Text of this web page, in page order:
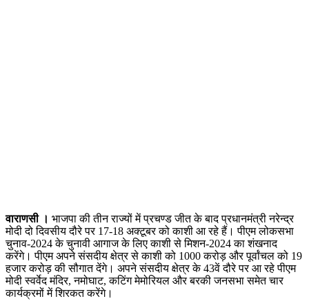
वाराणसी । भाजपा की तीन राज्यों में प्रचण्ड जीत के बाद प्रधानमंत्री नरेन्द्र
मोदी दो दिवसीय दौरे पर 17-18 अक्टूबर को काशी आ रहे हैं। पीएम लोकसभा
चुनाव-2024 के चुनावी आगाज के लिए काशी से मिशन-2024 का शंखनाद
करेंगे। पीएम अपने संसदीय क्षेत्र से काशी को 1000 करोड़ और पूर्वांचल को 19
हजार करोड़ की सौगात देंगे। अपने संसदीय क्षेत्र के 43वें दौरे पर आ रहे पीएम
मोदी स्वर्वेद मंदिर, नमोघाट, कटिंग मेमोरियल और बरकी जनसभा समेत चार
कार्यक्रमों में शिरकत करेंगे।